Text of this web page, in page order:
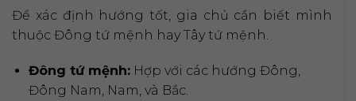
Để xác định hướng tốt, gia chủ cần biết mình
thuộc Đông tứ mệnh hay Tây tứ mệnh.
Đông tứ mệnh:Hợp với các hướng Đông,
Đông Nam, Nam, và Bắc.